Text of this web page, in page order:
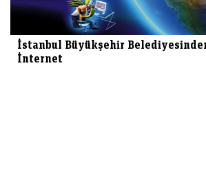
İstanbul Büyükşehir
İnternet